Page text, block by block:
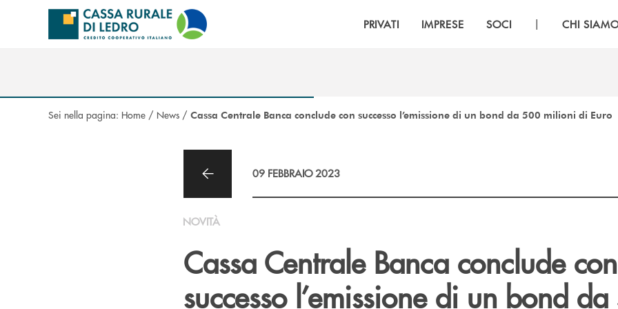
Salta al contenuto principale
PRIVATI IMPRESE SOCI | CHI
Sei nella pagina: Home / News / Cassa Centrale Banca conclude con successo l’emissione di un bond da 500 milioni di Euro
09 FEBBRAIO 2023
NOVITÀ
Cassa Centrale Banca conclude con
successo l’emissione di un bond